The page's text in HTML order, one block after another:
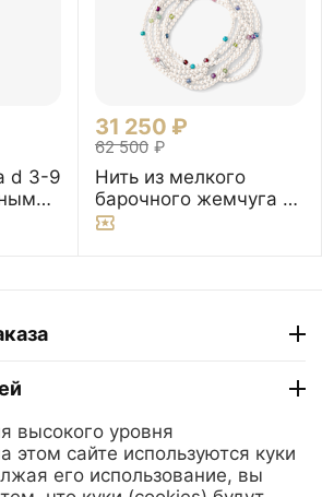
d 3-9
62 500 ₽
31 250 ₽
Нить из мелкого
барочного жемчуга и
самоцветов, 200 см
высокого уровня
этом сайте используются куки
его использование, вы